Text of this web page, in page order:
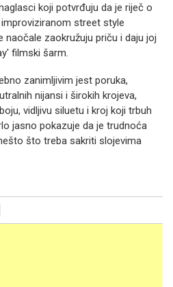
koji potvrđuju da je riječ o
street style
naočale zaokružuju priču i daju joj
filmski šarm.
zanimljivim jest poruka,
nijansi i širokih krojeva,
vidljivu siluetu i kroj koji trbuh
jasno pokazuje da je trudnoća
što treba sakriti slojevima